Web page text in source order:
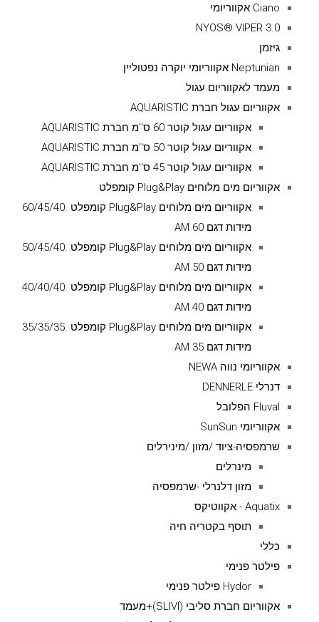
Ciano אקווריומי
NYOS® VIPER 3.0
גיזמן
Neptunian אקווריומי יוקרה נפטוליין
מעמד לאקווריום עגול
אקווריום עגול חברת AQUARISTIC
אקווריום עגול קוטר 60 ס''מ חברת AQUARISTIC
אקווריום עגול קוטר 50 ס''מ חברת AQUARISTIC
אקווריום עגול קוטר 45 ס''מ חברת AQUARISTIC
אקווריום מים מלוחים Plug&Play קומפלט
אקווריום מים מלוחים Plug&Play קומפלט .60/45/40
מידות דגם AM 60
אקווריום מים מלוחים Plug&Play קומפלט .50/45/40
מידות דגם AM 50
אקווריום מים מלוחים Plug&Play קומפלט .40/40/40
מידות דגם AM 40
אקווריום מים מלוחים Plug&Play קומפלט .35/35/35
מידות דגם AM 35
אקווריומי נווה NEWA
דנרלי DENNERLE
Fluval הפלובל
אקווריומי SunSun
שרמפסיה-ציוד /מזון /מינירלים
מינרלים
מזון דלנרלי -שרמפסיה
Aquatix - אקווטיקס
תוסף בקטריה חיה
כללי
פילטר פנימי
Hydor פילטר פנימי
אקווריום חברת סליבי (SLIVIׂׂ)+מעמד